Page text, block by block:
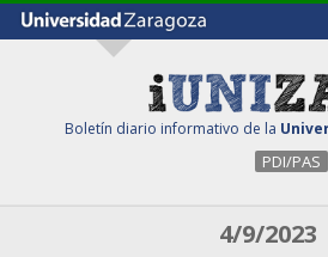
Boletín diario informativo de la
PDI/PAS
4/9/2023